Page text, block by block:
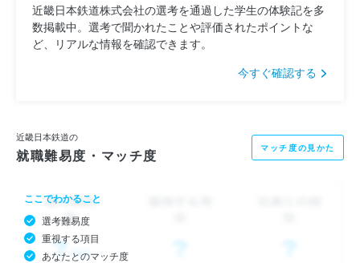
近畿日本鉄道株式会社の選考を通過した学生の体験記を多
数掲載中。選考で聞かれたことや評価されたポイントな
ど、リアルな情報を確認できます。
今すぐ確認する
近畿日本鉄道の
就職難易度・マッチ度 マッチ度の見かた
ここでわかること
選考難易度
重視する項目
あなたとのマッチ度